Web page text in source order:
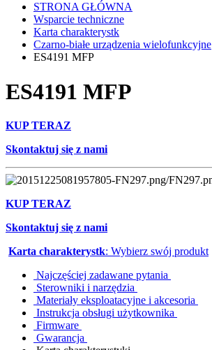
STRONA GŁÓWNA
Wsparcie techniczne
Karta charakterystk
Czarno-białe urządzenia wielofunkcyjne
ES4191 MFP
ES4191 MFP
KUP TERAZ
Skontaktuj się z nami
KUP TERAZ
Skontaktuj się z nami
Karta charakterystk: Wybierz swój produkt
Najczęściej zadawane pytania
Sterowniki i narzędzia
Materiały eksploatacyjne i akcesoria
Instrukcja obsługi użytkownika
Firmware
Gwarancja